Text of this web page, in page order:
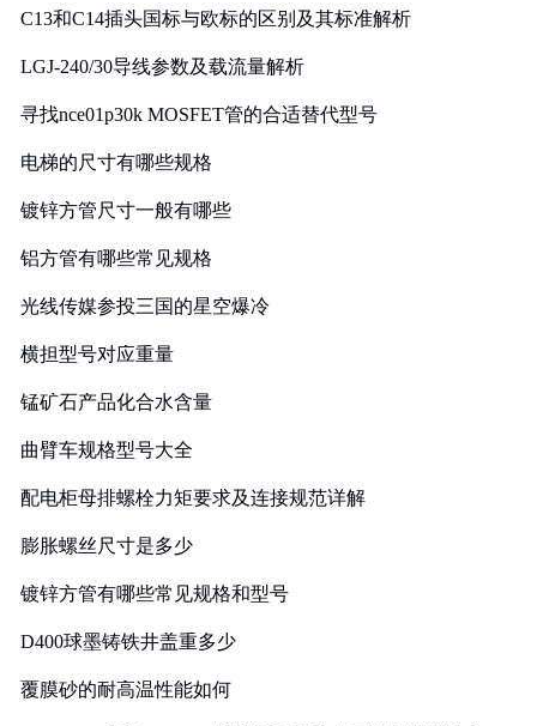
C13和C14插头国标与欧标的区别及其标准解析
LGJ-240/30导线参数及载流量解析
寻找nce01p30k MOSFET管的合适替代型号
电梯的尺寸有哪些规格
镀锌方管尺寸一般有哪些
铝方管有哪些常见规格
光线传媒参投三国的星空爆冷
横担型号对应重量
锰矿石产品化合水含量
曲臂车规格型号大全
配电柜母排螺栓力矩要求及连接规范详解
膨胀螺丝尺寸是多少
镀锌方管有哪些常见规格和型号
D400球墨铸铁井盖重多少
覆膜砂的耐高温性能如何